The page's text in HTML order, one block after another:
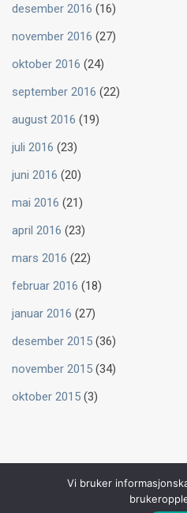
desember 2016 (16)
november 2016 (27)
oktober 2016 (24)
september 2016 (22)
august 2016 (19)
juli 2016 (23)
juni 2016 (20)
mai 2016 (21)
april 2016 (23)
mars 2016 (22)
februar 2016 (18)
januar 2016 (27)
desember 2015 (36)
november 2015 (34)
oktober 2015 (3)
Copyright 2026 © Bernt Aksel
Vi bruker